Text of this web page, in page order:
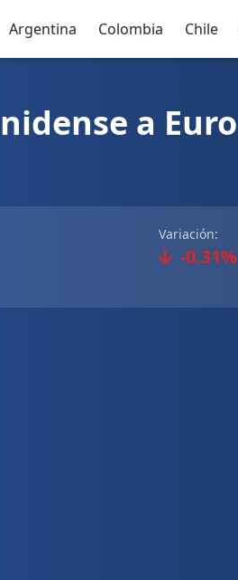
Argentina Colombia Chile
a Euro
Variación:
-0.31%